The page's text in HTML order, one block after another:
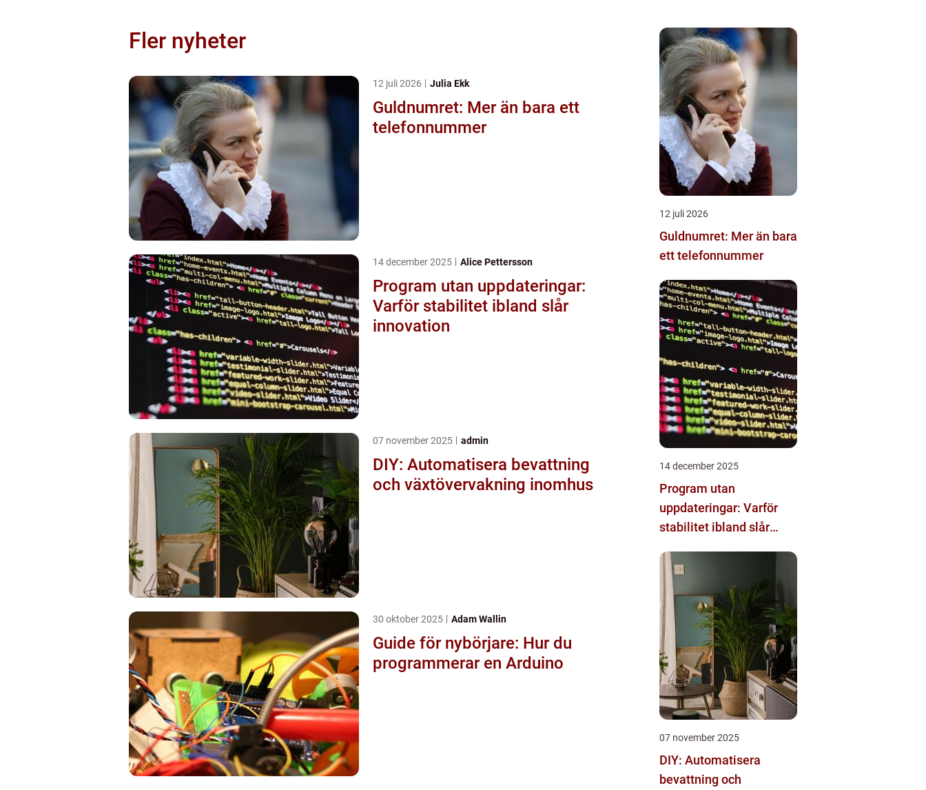
Fler nyheter
12 juli 2026 Julia Ekk
Guldnumret: Mer än bara ett
telefonnummer
14 december 2025 Alice Pettersson
Program utan uppdateringar:
Varför stabilitet ibland slår
innovation
07 november 2025 admin
DIY: Automatisera bevattning
och växtövervakning inomhus
30 oktober 2025 Adam Wallin
Guide för nybörjare: Hur du
programmerar en Arduino
12 juli 2026
Guldnumret: Mer än bara
ett telefonnummer
14 december 2025
Program utan
uppdateringar: Varför
stabilitet ibland slår
07 november 2025
DIY: Automatisera
bevattning och